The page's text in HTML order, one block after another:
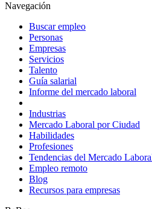
Navegación
Buscar empleo
Personas
Empresas
Servicios
Talento
Guía salarial
Informe del mercado laboral
Industrias
Mercado Laboral por Ciudad
Habilidades
Profesiones
Tendencias del Mercado
Empleo remoto
Blog
Recursos para empresas